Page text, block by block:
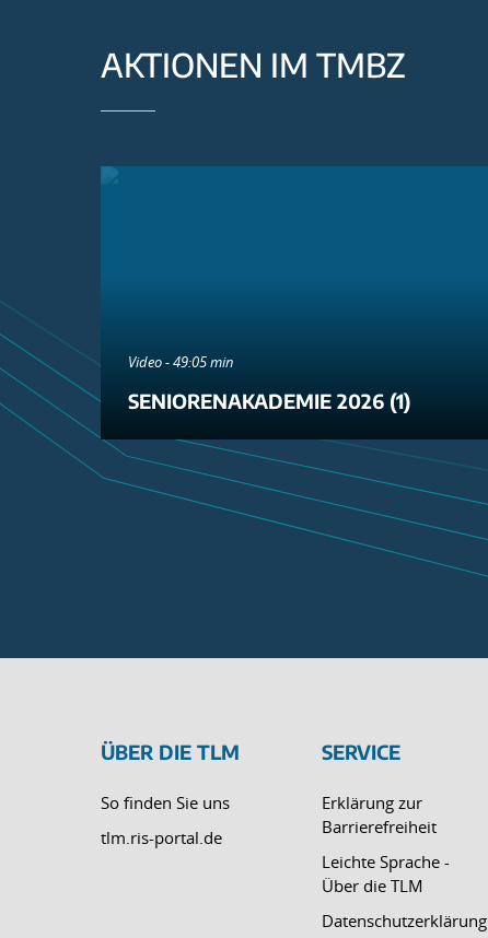
AKTIONEN IM TMBZ
Video - 49:05 min
SENIORENAKADEMIE 2026 (1)
ÜBER DIE TLM
So finden Sie uns
tlm.ris-portal.de
SERVICE
Erklärung zur
Barrierefreiheit
Leichte Sprache -
Über die TLM
Datenschutzerklärung